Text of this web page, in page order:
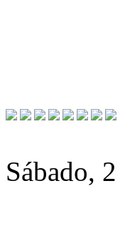
Sábado,